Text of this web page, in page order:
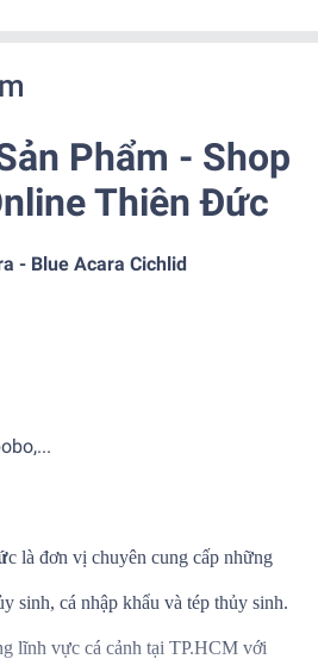
Phẩm - Shop
Thiên Đức
- Blue Acara Cichlid
c là đơn vị chuyên cung cấp những
sinh, cá nhập khẩu và tép thủy sinh.
lĩnh vực cá cảnh tại TP.HCM với